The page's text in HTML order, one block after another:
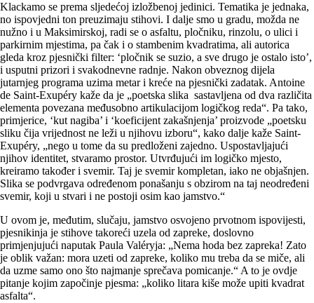
Klackamo se prema sljedećoj izložbenoj jedinici. Tematika je jednaka,
no ispovjedni ton preuzimaju stihovi. I dalje smo u gradu, možda ne
nužno i u Maksimirskoj, radi se o asfaltu, pločniku, rinzolu, o ulici i
parkirnim mjestima, pa čak i o stambenim kvadratima, ali autorica
gleda kroz pjesnički filter: ‘pločnik se suzio, a sve drugo je ostalo isto’,
i usputni prizori i svakodnevne radnje. Nakon obveznog dijela
jutarnjeg programa uzima metar i kreće na pjesnički zadatak. Antoine
de Saint-Exupéry kaže da je „poetska slika sastavljena od dva različita
elementa povezana međusobno artikulacijom logičkog reda“. Pa tako,
primjerice, ‘kut nagiba’ i ‘koeficijent zakašnjenja’ proizvode „poetsku
sliku čija vrijednost ne leži u njihovu izboru“, kako dalje kaže Saint-
Exupéry, „nego u tome da su predloženi zajedno. Uspostavljajući
njihov identitet, stvaramo prostor. Utvrđujući im logičko mjesto,
kreiramo također i svemir. Taj je svemir kompletan, iako ne objašnjen.
Slika se podvrgava određenom ponašanju s obzirom na taj neodređeni
svemir, koji u stvari i ne postoji osim kao jamstvo.“
U ovom je, međutim, slučaju, jamstvo osvojeno prvotnom ispovijesti,
pjesnikinja je stihove takoreći uzela od zapreke, doslovno
primjenjujući naputak Paula Valéryja: „Nema hoda bez zapreka! Zato
je oblik važan: mora uzeti od zapreke, koliko mu treba da se miče, ali
da uzme samo ono što najmanje sprečava pomicanje.“ A to je ovdje
pitanje kojim započinje pjesma: „koliko litara kiše može upiti kvadrat
asfalta“.